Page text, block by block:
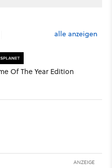
alle anzeigen
Of The Year Edition
ANZEIGE